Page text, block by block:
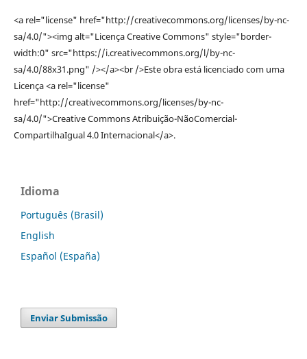
<a rel="license" href="http://creativecommons.org/licenses/by-nc-
sa/4.0/"><img alt="Licença Creative Commons" style="border-
width:0" src="https://i.creativecommons.org/l/by-nc-
sa/4.0/88x31.png" /></a><br />Este obra está licenciado com uma
Licença <a rel="license"
href="http://creativecommons.org/licenses/by-nc-
sa/4.0/">Creative Commons Atribuição-NãoComercial-
CompartilhaIgual 4.0 Internacional</a>.
Idioma
Português (Brasil)
English
Español (España)
Enviar Submissão